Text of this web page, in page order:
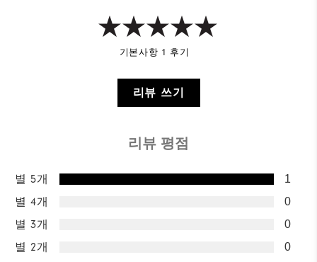
기본사항 1 후기
리뷰 쓰기
리뷰 평점
별 5개 1
별 4개 0
별 3개 0
별 2개 0